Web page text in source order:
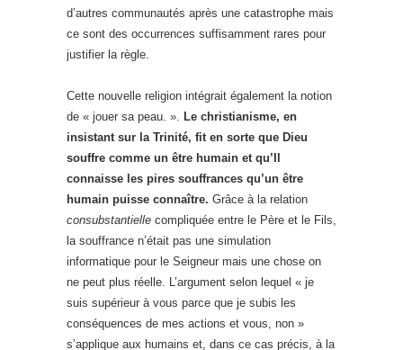
d’autres communautés après une catastrophe mais
ce sont des occurrences suffisamment rares pour
justifier la règle.
Cette nouvelle religion intégrait également la notion
de « jouer sa peau. ». Le christianisme, en
insistant sur la Trinité, fit en sorte que Dieu
souffre comme un être humain et qu’Il
connaisse les pires souffrances qu’un être
humain puisse connaître. Grâce à la relation
consubstantielle compliquée entre le Père et le Fils,
la souffrance n’était pas une simulation
informatique pour le Seigneur mais une chose on
ne peut plus réelle. L’argument selon lequel « je
suis supérieur à vous parce que je subis les
conséquences de mes actions et vous, non »
s’applique aux humains et, dans ce cas précis, à la